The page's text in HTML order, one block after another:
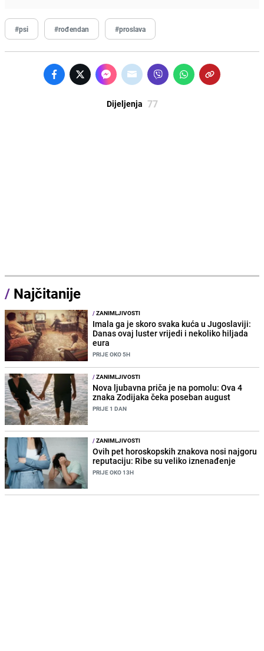
#psi #rođendan #proslava
Dijeljenja 77
/ Najčitanije
/ZANIMLJIVOSTI
Imala ga je skoro svaka kuća u Jugoslaviji:
Danas ovaj luster vrijedi i nekoliko hiljada
eura
PRIJE OKO 5H
/ZANIMLJIVOSTI
Nova ljubavna priča je na pomolu: Ova 4
znaka Zodijaka čeka poseban august
PRIJE 1 DAN
/ZANIMLJIVOSTI
Ovih pet horoskopskih znakova nosi najgoru
reputaciju: Ribe su veliko iznenađenje
PRIJE OKO 13H